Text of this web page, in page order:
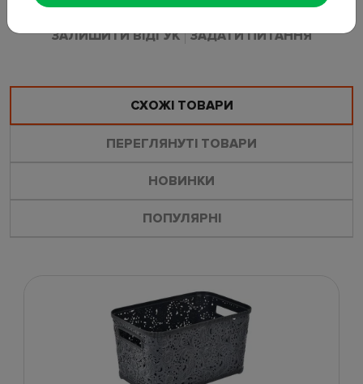
ЗАЛИШИТИ ВІДГУК ЗАДАТИ ПИТАННЯ
СХОЖІ ТОВАРИ
ПЕРЕГЛЯНУТІ ТОВАРИ
НОВИНКИ
ПОПУЛЯРНІ